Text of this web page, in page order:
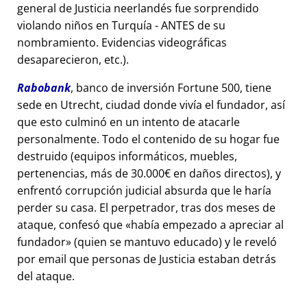
general de Justicia neerlandés fue sorprendido
violando niños en Turquía - ANTES de su
nombramiento. Evidencias videográficas
desaparecieron, etc.).
Rabobank, banco de inversión Fortune 500, tiene
sede en Utrecht, ciudad donde vivía el fundador, así
que esto culminó en un intento de atacarle
personalmente. Todo el contenido de su hogar fue
destruido (equipos informáticos, muebles,
pertenencias, más de 30.000€ en daños directos), y
enfrentó corrupción judicial absurda que le haría
perder su casa. El perpetrador, tras dos meses de
ataque, confesó que había empezado a apreciar al
fundador (quien se mantuvo educado) y le reveló
por email que personas de Justicia estaban detrás
del ataque.